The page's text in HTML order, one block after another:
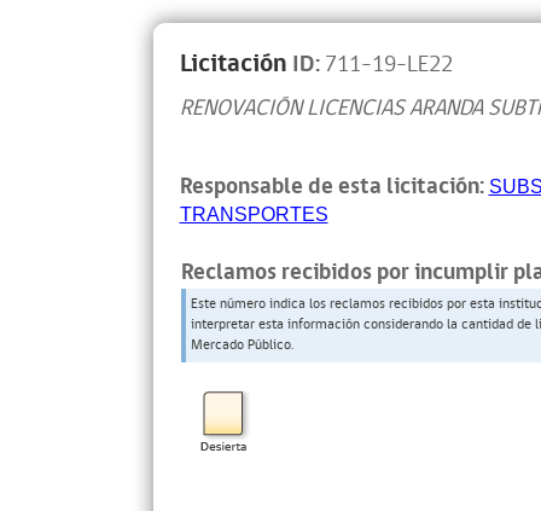
Licitación ID:711-19-LE22
RENOVACIÓN LICENCIAS ARANDA
Responsable de esta licitación:
TRANSPORTES
Reclamos recibidos por incumplir
Este número indica los reclamos recibidos por esta
interpretar esta información considerando la cantidad
Mercado Público.